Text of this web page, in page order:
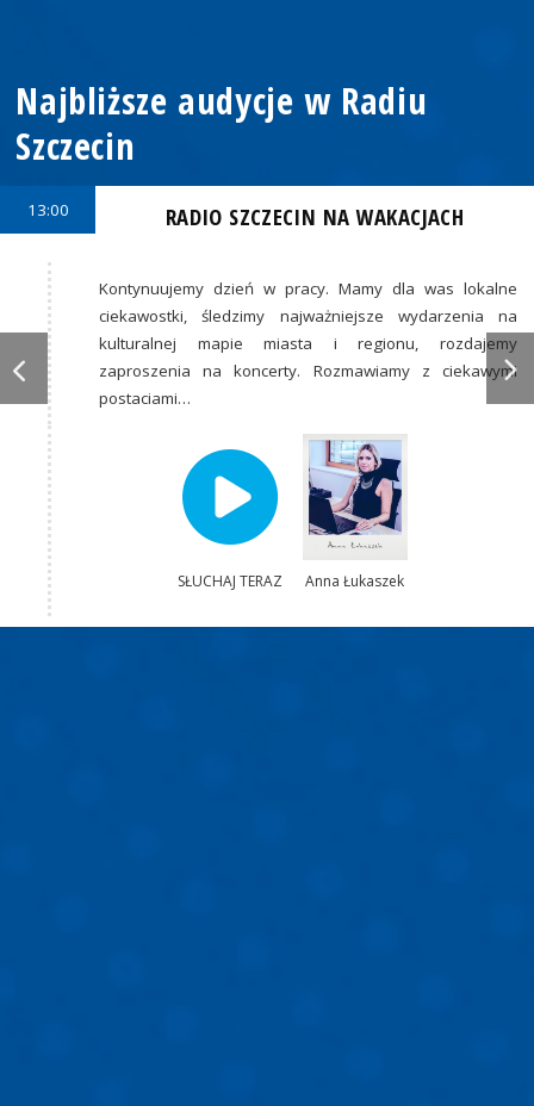
Najbliższe audycje w Radiu
Szczecin
13:00 RADIO SZCZECIN NA WAKACJACH
Kontynuujemy dzień w pracy. Mamy dla was lokalne
ciekawostki, śledzimy najważniejsze wydarzenia na
kulturalnej mapie miasta i regionu, rozdajemy
zaproszenia na koncerty. Rozmawiamy z ciekawymi
postaciami…
SŁUCHAJ TERAZ Anna Łukaszek